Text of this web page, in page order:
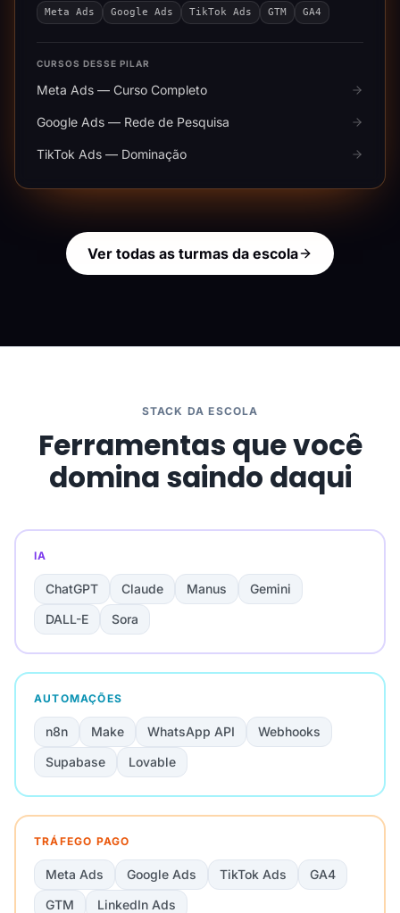
Meta Ads Google Ads TikTok Ads GTM GA4
CURSOS DESSE PILAR
Meta Ads — Curso Completo
Google Ads — Rede de Pesquisa
TikTok Ads — Dominação
Ver todas as turmas da escola
STACK DA ESCOLA
Ferramentas que você
domina saindo daqui
IA
ChatGPT Claude Manus
Gemini
DALL-E
Sora
AUTOMAÇÕES
n8n Make WhatsApp API
Webhooks
Supabase
Lovable
TRÁFEGO PAGO
Meta Ads Google Ads TikTok Ads
GA4
GTM
LinkedIn Ads